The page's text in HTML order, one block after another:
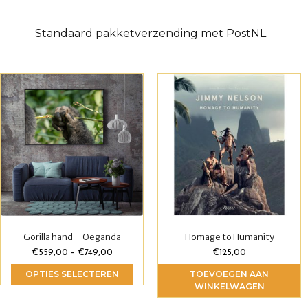
Standaard pakketverzending met PostNL
Gorilla hand – Oeganda
€559,00 – €749,00
OPTIES SELECTEREN
Homage to Humanity
€125,00
TOEVOEGEN AAN
WINKELWAGEN